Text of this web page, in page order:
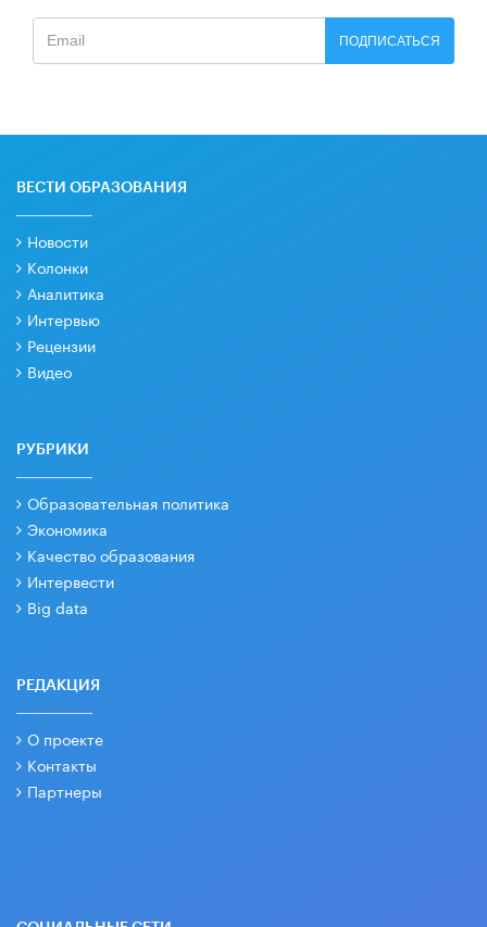
ПОДПИСАТЬСЯ
ВЕСТИ ОБРАЗОВАНИЯ
Новости
Колонки
Аналитика
Интервью
Рецензии
Видео
РУБРИКИ
Образовательная политика
Экономика
Качество образования
Интервести
Big data
РЕДАКЦИЯ
О проекте
Контакты
Партнеры